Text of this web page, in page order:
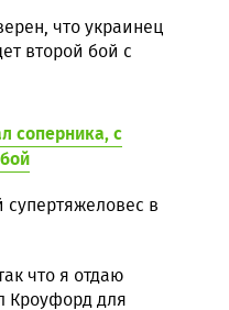
что украинец
второй бой с
соперника, с
в
что я отдаю
Кроуфорд для